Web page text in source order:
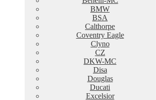
BMW
BSA
Calthorpe
Coventry Eagle
Clyno
CZ
DKW-MC
Disa
Douglas
Ducati
Excelsior